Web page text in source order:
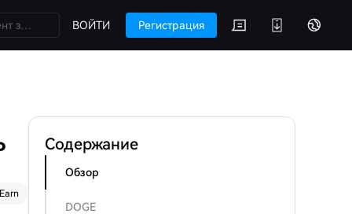
ВОЙТИ Регистрация
Earn
Содержание
Обзор
DOGE